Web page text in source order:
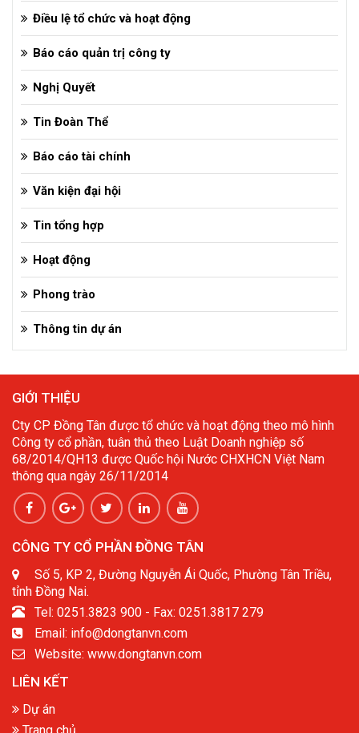
Điều lệ tổ chức và hoạt động
Báo cáo quản trị công ty
Nghị Quyết
Tin Đoàn Thể
Báo cáo tài chính
Văn kiện đại hội
Tin tổng hợp
Hoạt động
Phong trào
Thông tin dự án
GIỚI THIỆU
Cty CP Đồng Tân được tổ chức và hoạt động theo mô hình
Công ty cổ phần, tuân thủ theo Luật Doanh nghiệp số
68/2014/QH13 được Quốc hội Nước CHXHCN Việt Nam
thông qua ngày 26/11/2014
CÔNG TY CỔ PHẦN ĐỒNG TÂN
Số 5, KP 2, Đường Nguyễn Ái Quốc, Phường Tân Triều,
tỉnh Đồng Nai.
Tel: 0251.3823 900 - Fax: 0251.3817 279
Email: info@dongtanvn.com
Website: www.dongtanvn.com
LIÊN KẾT
Dự án